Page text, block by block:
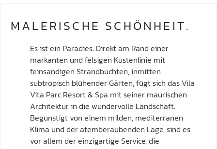
MALERISCHE SCHÖNHEIT.
Es ist ein Paradies: Direkt am Rand einer
markanten und felsigen Küstenlinie mit
feinsandigen Strandbuchten, inmitten
subtropisch blühender Gärten, fügt sich das Vila
Vita Parc Resort & Spa mit seiner maurischen
Architektur in die wundervolle Landschaft.
Begünstigt von einem milden, mediterranen
Klima und der atemberaubenden Lage, sind es
vor allem der einzigartige Service, die